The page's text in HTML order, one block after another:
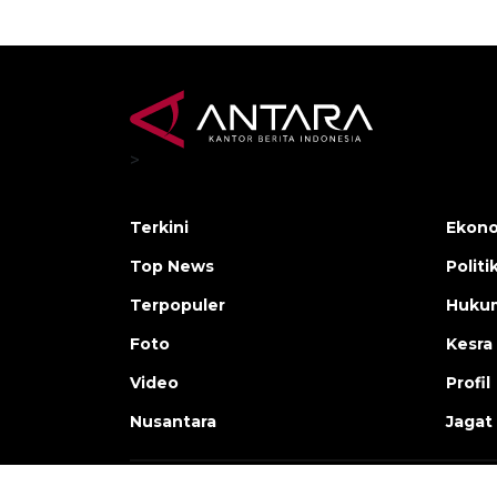
>
Terkini
Top News
Terpopuler
Foto
Video
Nusantara
Kesra
Profil
Jagat